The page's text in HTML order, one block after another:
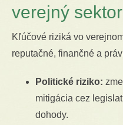
verejný sektor
Kľúčové riziká vo
reputačné, finančné a
Politické riziko:
mitigácia cez
dohody.